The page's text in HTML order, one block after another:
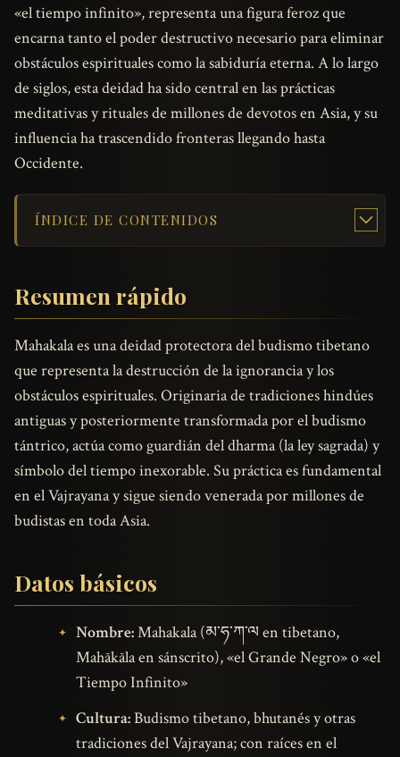
«el tiempo infinito», representa una figura feroz que
encarna tanto el poder destructivo necesario para eliminar
obstáculos espirituales como la sabiduría eterna. A lo largo
de siglos, esta deidad ha sido central en las prácticas
meditativas y rituales de millones de devotos en Asia, y su
influencia ha trascendido fronteras llegando hasta
Occidente.
ÍNDICE DE CONTENIDOS
Resumen rápido
Mahakala es una deidad protectora del budismo tibetano
que representa la destrucción de la ignorancia y los
obstáculos espirituales. Originaria de tradiciones hindúes
antiguas y posteriormente transformada por el budismo
tántrico, actúa como guardián del dharma (la ley sagrada) y
símbolo del tiempo inexorable. Su práctica es fundamental
en el Vajrayana y sigue siendo venerada por millones de
budistas en toda Asia.
Datos básicos
Nombre:Mahakala (མ་ཧ་ཀ་ལ en tibetano,
Mahākāla en sánscrito), «el Grande Negro» o «el
Tiempo Infinito»
Cultura:Budismo tibetano, bhutanés y otras
tradiciones del Vajrayana; con raíces en el